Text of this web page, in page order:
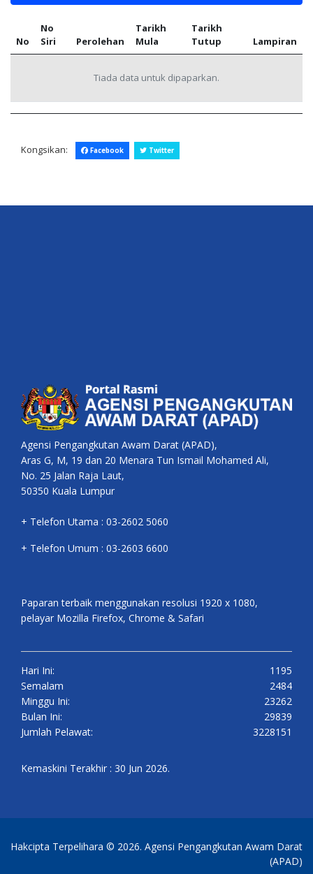
No
No
Siri
Perolehan
Tarikh
Mula
Tarikh
Tutup
Lampiran
Tiada data untuk dipaparkan.
Kongsikan: Facebook Twitter
Agensi Pengangkutan Awam Darat (APAD),
Aras G, M, 19 dan 20 Menara Tun Ismail Mohamed Ali,
No. 25 Jalan Raja Laut,
50350 Kuala Lumpur
+ Telefon Utama : 03-2602 5060
+ Telefon Umum : 03-2603 6600
Paparan terbaik menggunakan resolusi 1920 x 1080,
pelayar Mozilla Firefox, Chrome & Safari
Hari Ini:
1195
Semalam
2484
Minggu Ini:
23262
Bulan Ini:
29839
Jumlah Pelawat:
3228151
Kemaskini Terakhir : 30 Jun 2026.
Hakcipta Terpelihara © 2026. Agensi Pengangkutan Awam Darat
(APAD)